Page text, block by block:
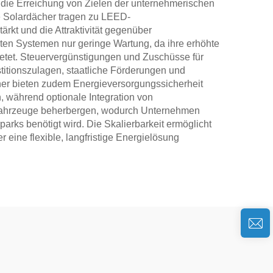
Erreichung von Zielen der unternehmerischen
tragen zu LEED-
und die Attraktivität gegenüber
Systemen nur geringe Wartung, da ihre erhöhte
Steuervergünstigungen und Zuschüsse für
staatliche Förderungen und
bieten zudem Energieversorgungssicherheit
während optionale Integration von
beherbergen, wodurch Unternehmen
benötigt wird. Die Skalierbarkeit ermöglicht
eine flexible, langfristige Energielösung